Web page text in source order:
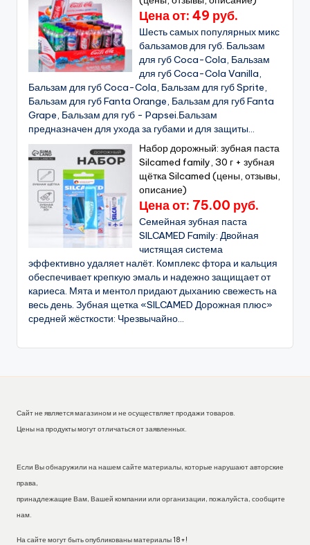
Цена от: 49 руб.
Шесть самых популярных микс
бальзамов для губ. Бальзам
для губ Coca-Cola, Бальзам
для губ Coca-Cola Vanilla,
Бальзам для губ Coca-Cola, Бальзам для губ Sprite,
Бальзам для губ Fanta Orange, Бальзам для губ Fanta
Grape, Бальзам для губ - Papsei.Бальзам
предназначен для ухода за губами и для защиты...
Набор дорожный: зубная паста
Silcamed family, 30 г + зубная
щётка Silcamed (цены, отзывы,
описание)
Цена от: 75.00 руб.
Семейная зубная паста
SILCAMED Family: Двойная
чистящая система
эффективно удаляет налёт. Комплекс фтора и кальция
обеспечивает крепкую эмаль и надежно защищает от
кариеса. Мята и ментол придают дыханию свежесть на
весь день. Зубная щетка «SILCAMED Дорожная плюс»
средней жёсткости: Чрезвычайно...
Сайт не является магазином и не осуществляет продажи товаров.
Цены на продукты могут отличаться от заявленных.
Если Вы обнаружили на нашем сайте материалы, которые нарушают авторские
права,
принадлежащие Вам, Вашей компании или организации, пожалуйста, сообщите
нам.
На сайте могут быть опубликованы материалы 18+!